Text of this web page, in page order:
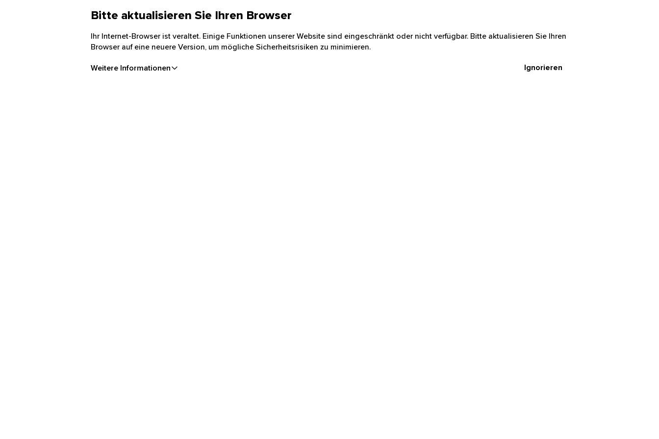
Bitte aktualisieren Sie Ihren Browser
Ihr Internet-Browser ist veraltet. Einige Funktionen unserer Website sind eingeschränkt oder nicht verfügbar. Bitte aktualisieren Sie Ihren
Browser auf eine neuere Version, um mögliche Sicherheitsrisiken zu minimieren.
Weitere Informationen Ignorieren